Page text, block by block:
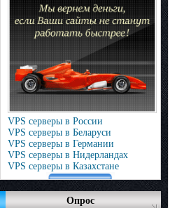
VPS серверы в России
VPS серверы в Беларуси
VPS серверы в Германии
VPS серверы в Нидерландах
VPS серверы в Казахстане
Опрос